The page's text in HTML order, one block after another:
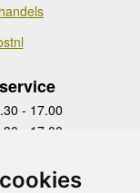
- 17.00
- 17.00
- 17.00